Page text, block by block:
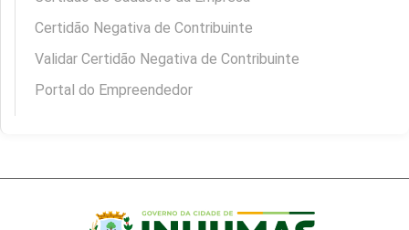
Certidão Negativa de Contribuinte
Validar Certidão Negativa de Contribuinte
Portal do Empreendedor